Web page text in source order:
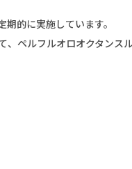
的に実施しています。
ペルフルオロオクタンス